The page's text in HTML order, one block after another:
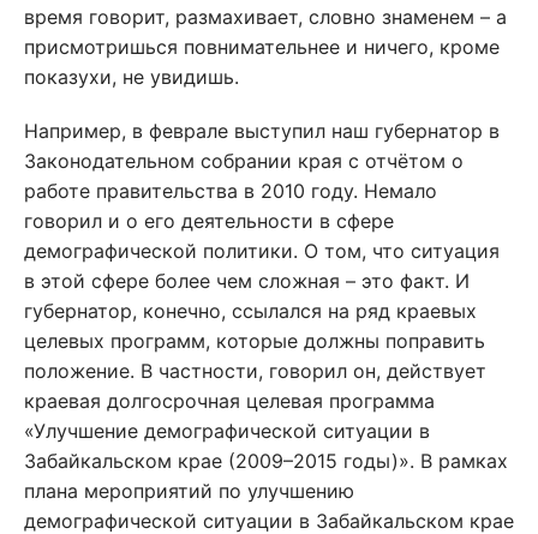
время говорит, размахивает, словно знаменем – а
присмотришься повнимательнее и ничего, кроме
показухи, не увидишь.
Например, в феврале выступил наш губернатор в
Законодательном собрании края с отчётом о
работе правительства в 2010 году. Немало
говорил и о его деятельности в сфере
демографической политики. О том, что ситуация
в этой сфере более чем сложная – это факт. И
губернатор, конечно, ссылался на ряд краевых
целевых программ, которые должны поправить
положение. В частности, говорил он, действует
краевая долгосрочная целевая программа
«Улучшение демографической ситуации в
Забайкальском крае (2009–2015 годы)». В рамках
плана мероприятий по улучшению
демографической ситуации в Забайкальском крае